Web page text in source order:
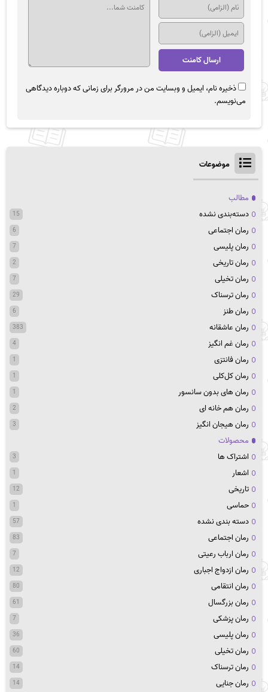
ذخیره نام، ایمیل و وبسایت من در مرورگر برای زمانی که دوباره دیدگاهی
می‌نویسم.
موضوعات
مطالب
دسته‌بندی نشده
15
رمان اجتماعی 6
رمان پلیسی 7
رمان تاریخی 2
رمان تخیلی 7
رمان ترسناک 29
رمان طنز 6
رمان عاشقانه 383
رمان غم انگیز 4
رمان فانتزی 1
رمان کل‌کلی 1
رمان های بدون سانسور 1
رمان هم خانه ای 2
رمان هیجان انگیز 3
محصولات
اشتراک ها
3
اشعار 1
تاریخی 12
حماسی 1
دسته بندی نشده 57
رمان اجتماعی 83
رمان ارباب رعیتی 7
رمان ازدواج اجباری 12
رمان انتقامی 80
رمان بزرگسال 61
رمان پزشکی 7
رمان پلیسی 36
رمان تخیلی 60
رمان ترسناک 14
رمان جنایی 14